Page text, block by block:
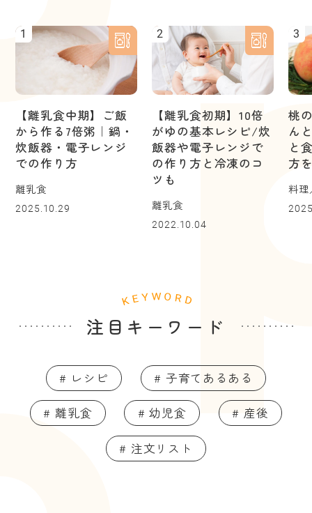
1
【離乳食中期】ご飯
から作る7倍粥｜鍋・
炊飯器・電子レンジ
での作り方
離乳食
2025.10.29
2
【離乳食初期】10倍
がゆの基本レシピ/炊
飯器や電子レンジで
の作り方と冷凍のコ
ツも
離乳食
2022.10.04
3
桃
ん
と
方
料
注目キーワード
# レシピ # 子育てあるある
# 離乳食 # 幼児食 # 産後
# 注文リスト